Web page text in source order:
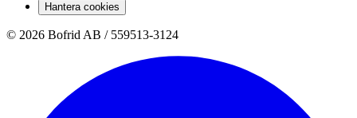
Hantera cookies
© 2026 Bofrid AB / 559513-3124